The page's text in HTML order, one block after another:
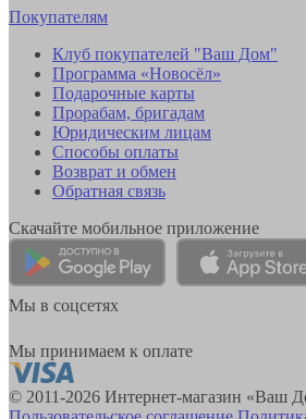
Покупателям
Клуб покупателей "Ваш Дом"
Программа «Новосёл»
Подарочные карты
Прорабам, бригадам
Юридическим лицам
Способы оплаты
Возврат и обмен
Обратная связь
Скачайте мобильное приложение
Мы в соцсетях
Мы принимаем к оплате
© 2011-2026 Интернет-магазин «Ваш